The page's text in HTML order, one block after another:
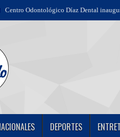
Centro Odontológico Díaz Dental
DEPORTES